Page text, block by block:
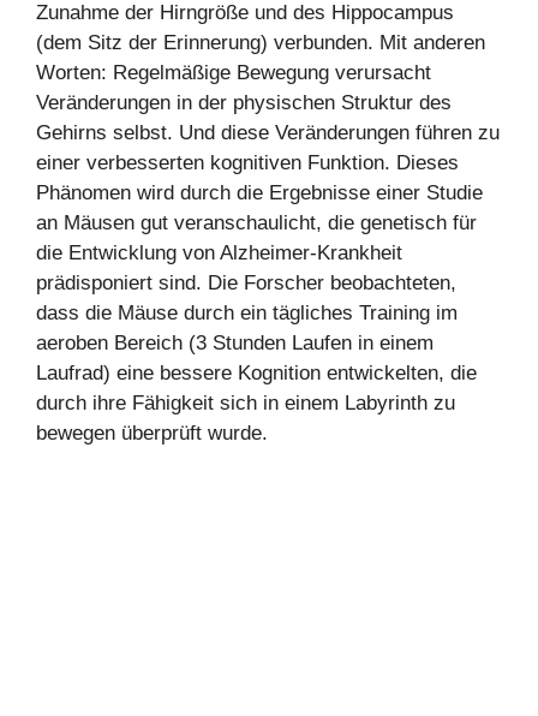
Zunahme der Hirngröße und des Hippocampus
(dem Sitz der Erinnerung) verbunden. Mit anderen
Worten: Regelmäßige Bewegung verursacht
Veränderungen in der physischen Struktur des
Gehirns selbst. Und diese Veränderungen führen zu
einer verbesserten kognitiven Funktion. Dieses
Phänomen wird durch die Ergebnisse einer Studie
an Mäusen gut veranschaulicht, die genetisch für
die Entwicklung von Alzheimer-Krankheit
prädisponiert sind. Die Forscher beobachteten,
dass die Mäuse durch ein tägliches Training im
aeroben Bereich (3 Stunden Laufen in einem
Laufrad) eine bessere Kognition entwickelten, die
durch ihre Fähigkeit sich in einem Labyrinth zu
bewegen überprüft wurde.